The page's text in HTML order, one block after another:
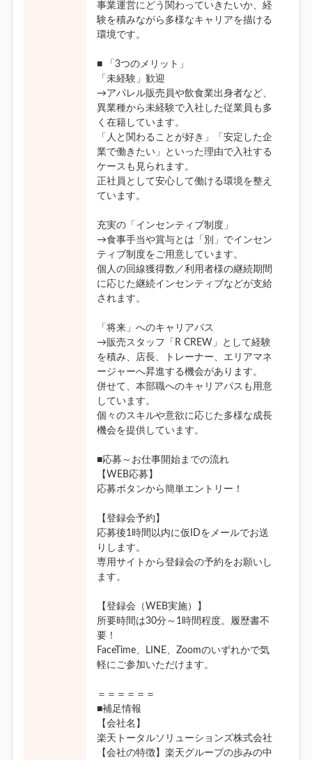
事業運営にどう関わっていきたいか、経
験を積みながら多様なキャリアを描ける
環境です。
■ 「3つのメリット」
「未経験」歓迎
→アパレル販売員や飲食業出身者など、
異業種から未経験で入社した従業員も多
く在籍しています。
「人と関わることが好き」「安定した企
業で働きたい」といった理由で入社する
ケースも見られます。
正社員として安心して働ける環境を整え
ています。
充実の「インセンティブ制度」
→食事手当や賞与とは「別」でインセン
ティブ制度をご用意しています。
個人の回線獲得数／利用者様の継続期間
に応じた継続インセンティブなどが支給
されます。
「将来」へのキャリアパス
→販売スタッフ「R CREW」として経験
を積み、店長、トレーナー、エリアマネ
ージャーへ昇進する機会があります。
併せて、本部職へのキャリアパスも用意
しています。
個々のスキルや意欲に応じた多様な成長
機会を提供しています。
■応募～お仕事開始までの流れ
【WEB応募】
応募ボタンから簡単エントリー！
【登録会予約】
応募後1時間以内に仮IDをメールでお送
りします。
専用サイトから登録会の予約をお願いし
ます。
【登録会（WEB実施）】
所要時間は30分～1時間程度。履歴書不
要！
FaceTime、LINE、Zoomのいずれかで気
軽にご参加いただけます。
＝＝＝＝＝＝
■補足情報
【会社名】
楽天トータルソリューションズ株式会社
【会社の特徴】楽天グループの歩みの中